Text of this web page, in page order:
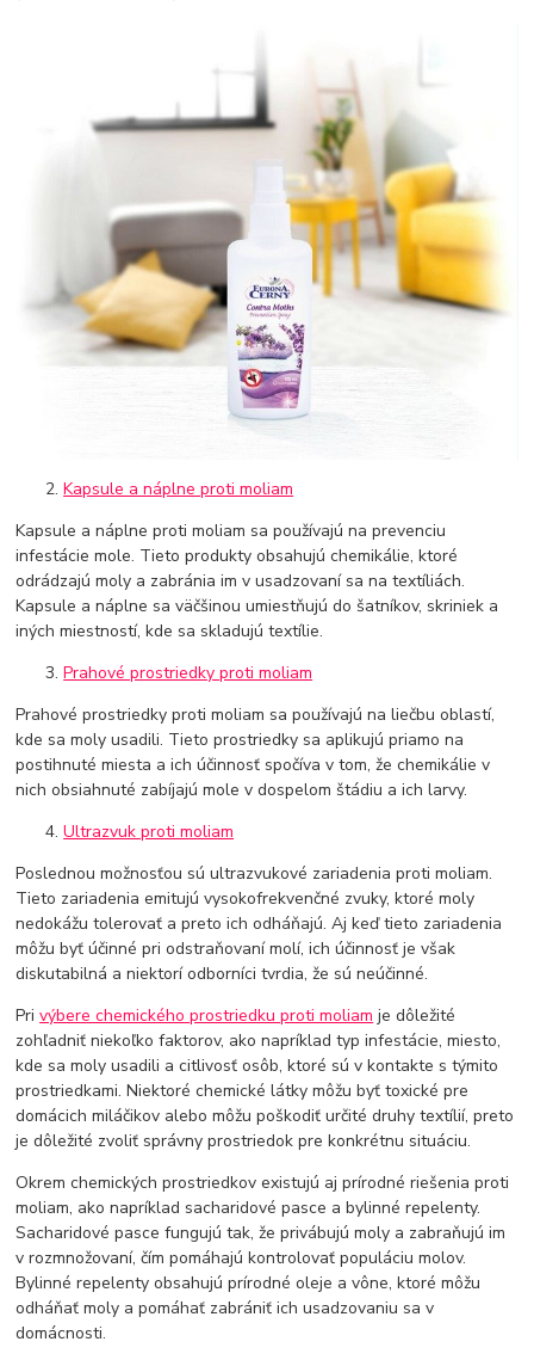
Kapsule a náplne proti moliam
Kapsule a náplne proti moliam sa používajú na prevenciu
infestácie mole. Tieto produkty obsahujú chemikálie, ktoré
odrádzajú moly a zabránia im v usadzovaní sa na textíliách.
Kapsule a náplne sa väčšinou umiestňujú do šatníkov, skriniek a
iných miestností, kde sa skladujú textílie.
Prahové prostriedky proti moliam
Prahové prostriedky proti moliam sa používajú na liečbu oblastí,
kde sa moly usadili. Tieto prostriedky sa aplikujú priamo na
postihnuté miesta a ich účinnosť spočíva v tom, že chemikálie v
nich obsiahnuté zabíjajú mole v dospelom štádiu a ich larvy.
Ultrazvuk proti moliam
Poslednou možnosťou sú ultrazvukové zariadenia proti moliam.
Tieto zariadenia emitujú vysokofrekvenčné zvuky, ktoré moly
nedokážu tolerovať a preto ich odháňajú. Aj keď tieto zariadenia
môžu byť účinné pri odstraňovaní molí, ich účinnosť je však
diskutabilná a niektorí odborníci tvrdia, že sú neúčinné.
Privýbere chemického prostriedku proti moliam je dôležité
zohľadniť niekoľko faktorov, ako napríklad typ infestácie, miesto,
kde sa moly usadili a citlivosť osôb, ktoré sú v kontakte s týmito
prostriedkami. Niektoré chemické látky môžu byť toxické pre
domácich miláčikov alebo môžu poškodiť určité druhy textílií, preto
je dôležité zvoliť správny prostriedok pre konkrétnu situáciu.
Okrem chemických prostriedkov existujú aj prírodné riešenia proti
moliam, ako napríklad sacharidové pasce a bylinné repelenty.
Sacharidové pasce fungujú tak, že privábujú moly a zabraňujú im
v rozmnožovaní, čím pomáhajú kontrolovať populáciu molov.
Bylinné repelenty obsahujú prírodné oleje a vône, ktoré môžu
odháňať moly a pomáhať zabrániť ich usadzovaniu sa v
domácnosti.